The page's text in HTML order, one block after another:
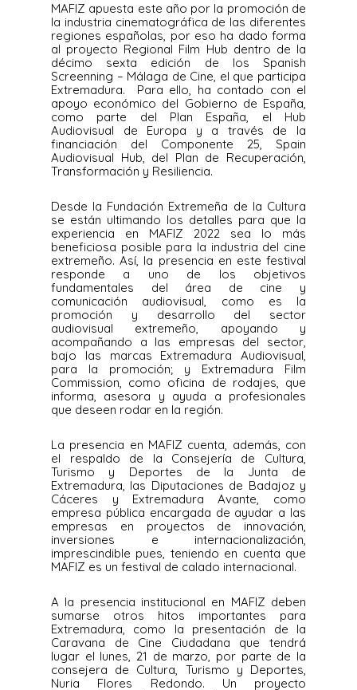
MAFIZ apuesta este año por la promoción de
la industria cinematográfica de las diferentes
regiones españolas, por eso ha dado forma
al proyecto Regional Film Hub dentro de la
décimo sexta edición de los Spanish
Screenning – Málaga de Cine, el que participa
Extremadura. Para ello, ha contado con el
apoyo económico del Gobierno de España,
como parte del Plan España, el Hub
Audiovisual de Europa y a través de la
financiación del Componente 25, Spain
Audiovisual Hub, del Plan de Recuperación,
Transformación y Resiliencia.
Desde la Fundación Extremeña de la Cultura
se están ultimando los detalles para que la
experiencia en MAFIZ 2022 sea lo más
beneficiosa posible para la industria del cine
extremeño. Así, la presencia en este festival
responde a uno de los objetivos
fundamentales del área de cine y
comunicación audiovisual, como es la
promoción y desarrollo del sector
audiovisual extremeño, apoyando y
acompañando a las empresas del sector,
bajo las marcas Extremadura Audiovisual,
para la promoción; y Extremadura Film
Commission, como oficina de rodajes, que
informa, asesora y ayuda a profesionales
que deseen rodar en la región.
La presencia en MAFIZ cuenta, además, con
el respaldo de la Consejería de Cultura,
Turismo y Deportes de la Junta de
Extremadura, las Diputaciones de Badajoz y
Cáceres y Extremadura Avante, como
empresa pública encargada de ayudar a las
empresas en proyectos de innovación,
inversiones e internacionalización,
imprescindible pues, teniendo en cuenta que
MAFIZ es un festival de calado internacional.
A la presencia institucional en MAFIZ deben
sumarse otros hitos importantes para
Extremadura, como la presentación de la
Caravana de Cine Ciudadana que tendrá
lugar el lunes, 21 de marzo, por parte de la
consejera de Cultura, Turismo y Deportes,
Nuria Flores Redondo. Un proyecto